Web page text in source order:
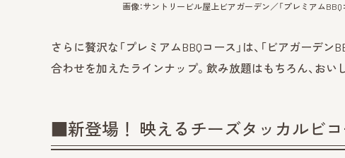
画像：サントリービル屋上ビアガーデン／「プレミアムBBQ
さらに贅沢な「プレミアムBBQコース」は、「ビアガーデン
合わせを加えたラインナップ。飲み放題はもちろん、お
■新登場！ 映えるチーズタッカルビコ